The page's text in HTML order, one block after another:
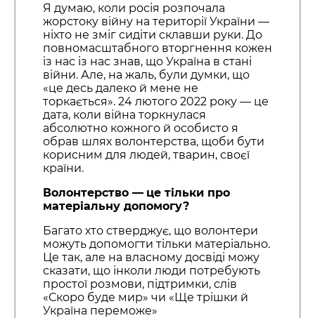
Я думаю, коли росія розпочала
жорстоку війну на території України —
ніхто не зміг сидіти склавши руки. До
повномасштабного вторгнення кожен
із нас із нас знав, що Україна в стані
війни. Але, на жаль, були думки, що
«це десь далеко й мене не
торкається». 24 лютого 2022 року — це
дата, коли війна торкнулася
абсолютно кожного й особисто я
обрав шлях волонтерства, щоби бути
корисним для людей, тварин, своєї
країни.
Волонтерство — це тільки про
матеріальну допомогу?
Багато хто стверджує, що волонтери
можуть допомогти тільки матеріально.
Це так, але на власному досвіді можу
сказати, що інколи люди потребують
простої розмови, підтримки, слів
«Скоро буде мир» чи «Ще трішки й
Україна переможе»